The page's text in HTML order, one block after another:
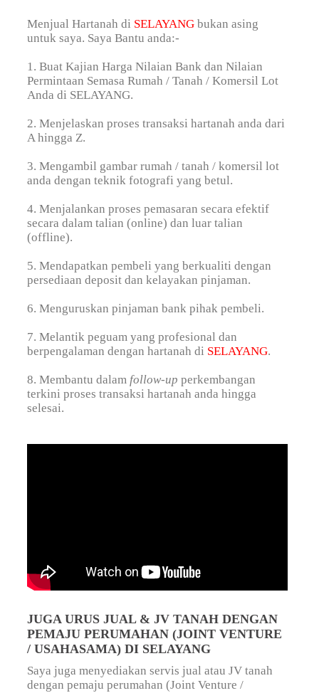
Menjual Hartanah di SELAYANG bukan asing
untuk saya. Saya Bantu anda:-
1. Buat Kajian Harga Nilaian Bank dan Nilaian
Permintaan Semasa Rumah / Tanah / Komersil Lot
Anda di SELAYANG.
2. Menjelaskan proses transaksi hartanah anda dari
A hingga Z.
3. Mengambil gambar rumah / tanah / komersil lot
anda dengan teknik fotografi yang betul.
4. Menjalankan proses pemasaran secara efektif
secara dalam talian (online) dan luar talian
(offline).
5. Mendapatkan pembeli yang berkualiti dengan
persediaan deposit dan kelayakan pinjaman.
6. Menguruskan pinjaman bank pihak pembeli.
7. Melantik peguam yang profesional dan
berpengalaman dengan hartanah di SELAYANG.
8. Membantu dalam follow-up perkembangan
terkini proses transaksi hartanah anda hingga
selesai.
JUGA URUS JUAL & JV TANAH DENGAN
PEMAJU PERUMAHAN (JOINT VENTURE
/ USAHASAMA) DI SELAYANG
Saya juga menyediakan servis jual atau JV tanah
dengan pemaju perumahan (Joint Venture /